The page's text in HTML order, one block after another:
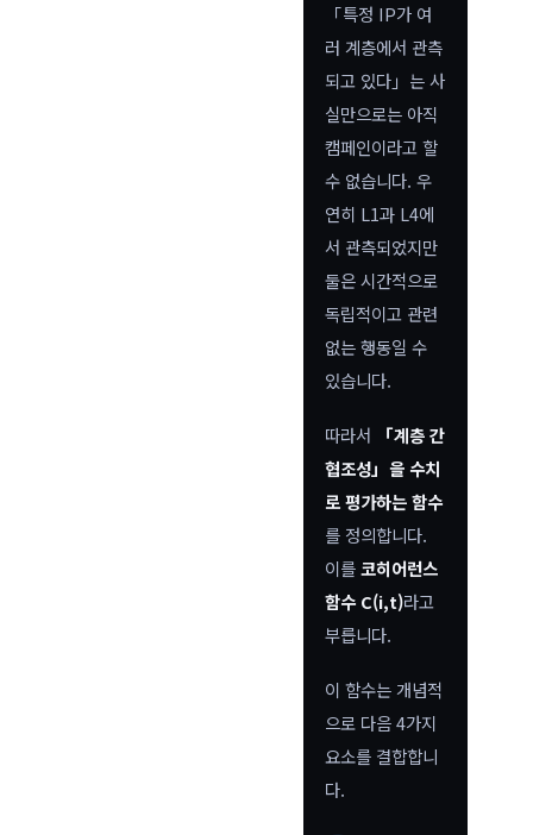
「특정 IP가 여
러 계층에서 관측
되고 있다」는 사
실만으로는 아직
캠페인이라고 할
수 없습니다. 우
연히 L1과 L4에
서 관측되었지만
둘은 시간적으로
독립적이고 관련
없는 행동일 수
있습니다.
따라서
「계층 간
협조성」을 수치
로 평가하는 함수
를 정의합니다.
이를코히어런스
함수 C(i,t)라고
부릅니다.
이 함수는 개념적
으로 다음 4가지
요소를 결합합니
다.